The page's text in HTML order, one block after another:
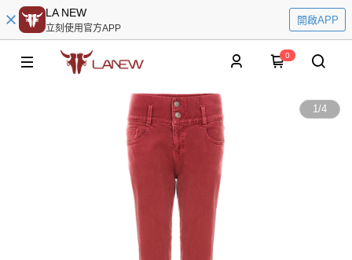
LA NEW
立刻使用官方APP
開啟APP
0
1/4